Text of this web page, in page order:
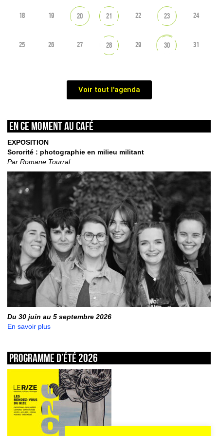
18 19 20 21 22 23 24
25 26 27 28 29 30 31
Voir tout l'agenda
En ce moment au café
EXPOSITION
Sororité : photographie en milieu militant
Par Romane Tourral
Du 30 juin au 5 septembre 2026
En savoir plus
Programme d’été 2026